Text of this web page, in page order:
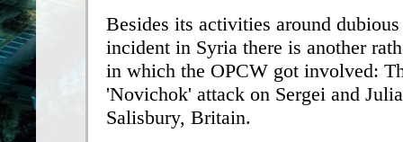
Besides its activities around
incident in Syria there is another
in which the OPCW got involved:
'Novichok' attack on Sergei and
Salisbury, Britain.